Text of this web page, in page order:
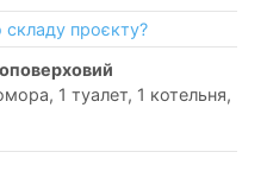
проєкту?
1 туалет, 1 котельня,